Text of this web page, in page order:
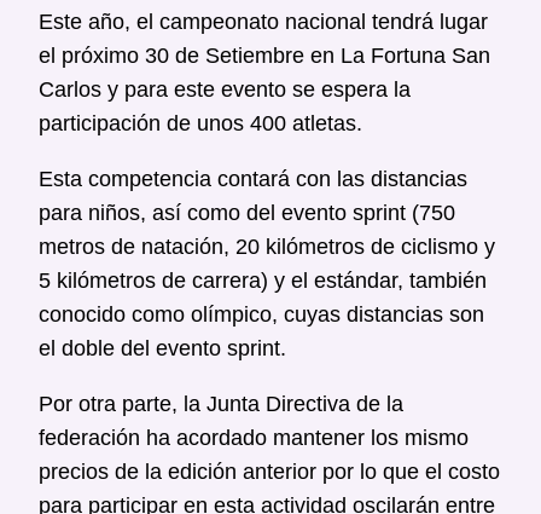
Este año, el campeonato nacional tendrá lugar
el próximo 30 de Setiembre en La Fortuna San
Carlos y para este evento se espera la
participación de unos 400 atletas.
Esta competencia contará con las distancias
para niños, así como del evento sprint (750
metros de natación, 20 kilómetros de ciclismo y
5 kilómetros de carrera) y el estándar, también
conocido como olímpico, cuyas distancias son
el doble del evento sprint.
Por otra parte, la Junta Directiva de la
federación ha acordado mantener los mismo
precios de la edición anterior por lo que el costo
para participar en esta actividad oscilarán entre